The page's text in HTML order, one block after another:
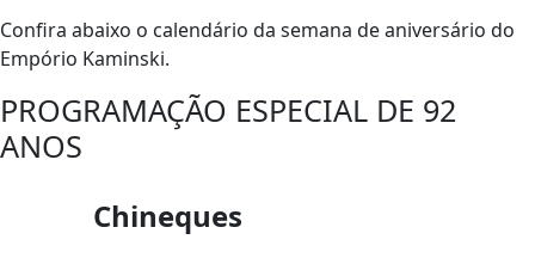
Confira abaixo o calendário da semana de aniversário do
Empório Kaminski.
PROGRAMAÇÃO ESPECIAL DE 92
ANOS
Chineques